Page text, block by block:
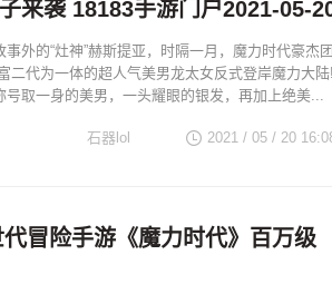
来袭 18183手游门户2021-05-
外的“灶神”赫斯提亚，时隔一月，魔力时代豪杰
二代为一体的超人气美男龙太女反式登岸魔力大
取一身的美男，一头耀眼的银发，再加上绝美...
2021 / 05 / 20
石器lol
冒险手游《魔力时代》百万级